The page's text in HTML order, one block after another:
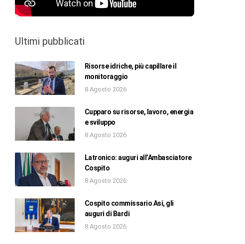
Ultimi pubblicati
Risorse idriche, più capillare il
monitoraggio
8 Agosto 2026
Cupparo su risorse, lavoro, energia
e sviluppo
8 Agosto 2026
Latronico: auguri all’Ambasciatore
Cospito
8 Agosto 2026
Cospito commissario Asi, gli
auguri di Bardi
8 Agosto 2026